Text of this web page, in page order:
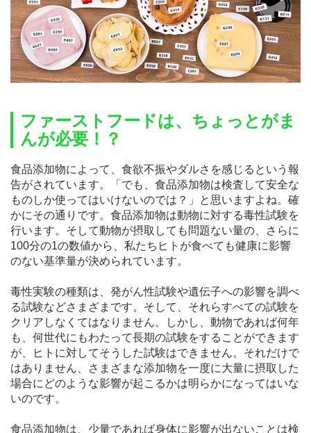
ファーストフードは、ちょっとがま
んが必要！？
食品添加物によって、食欲不振やダルさを感じるという報
告がされています。「でも、食品添加物は検査して安全な
ものしか使ってはいけないのでは？」と思いますよね。確
かにその通りです。食品添加物は動物に対する毒性試験を
行います。そして動物が摂取しても問題ない量の、さらに
100分の1の数値から、私たちヒトが食べても健康に影響
のない基準量が決められています。
毒性実験の種類は、発がん性試験や遺伝子への影響を調べ
る試験などさまざまです。そして、それらすべての試験を
クリアしなくてはなりません。しかし、動物であれば何年
も、何世代にもわたって長期の試験をすることができます
が、ヒトに対してそうした試験はできません。それだけで
はありません、さまざまな添加物を一度に大量に摂取した
場合にどのような影響が起こるかは明らかになってはいな
いのです。
食品添加物は、少量であれば身体に影響が出ないことは検